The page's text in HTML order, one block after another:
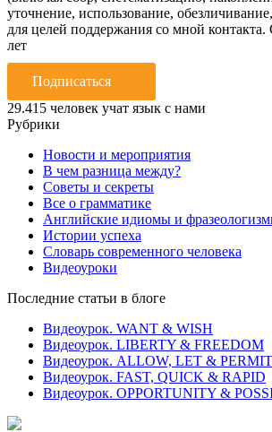
уточнение, использование,
для целей поддержания со мной контакта.
лет
Подписаться
29.415 человек учат язык с нами
Рубрики
Новости и мероприятия
В чем разница между?
Советы и секреты
Все о грамматике
Английские идиомы и
Истории успеха
Словарь современного человека
Видеоуроки
Последние статьи в блоге
Видеоурок. WANT & WISH
Видеоурок. LIBERTY & FREEDOM
Видеоурок. ALLOW, LET & PERMIT
Видеоурок. FAST, QUICK & RAPID
Видеоурок. OPPORTUNITY &